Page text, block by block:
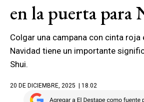
en la puerta para
Colgar una campana con cinta roja
Navidad tiene un importante
Shui.
20 DE DICIEMBRE, 2025 | 18.02